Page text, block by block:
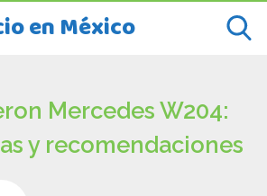
en México
Mercedes W204:
y recomendaciones